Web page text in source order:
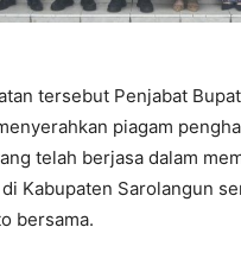
tersebut Penjabat
piagam
telah berjasa dalam
Kabupaten Sarolangun
bersama.